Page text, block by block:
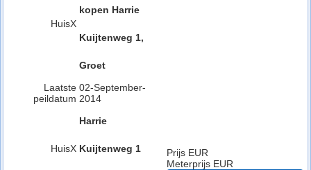
HuisX
kopen Harrie
Kuijtenweg 1,
Groet
Laatste
peildatum
02-September-
2014
HuisX
Harrie
Kuijtenweg 1
Prijs EUR
Meterprijs EUR